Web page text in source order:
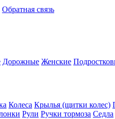
Обратная связь
Дорожные Женские
Колеса Крылья (щитки колес)
Рули Ручки тормоза Седла